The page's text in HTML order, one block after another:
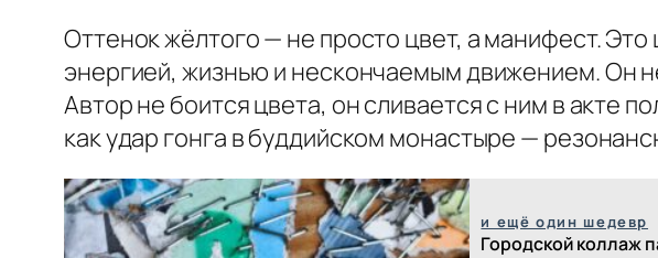
Оттенок жёлтого — не просто цвет, а манифест.
энергией, жизнью и нескончаемым движением. Он
Автор не боится цвета, он сливается с ним в акте
как удар гонга в буддийском монастыре —
и ещё один шедевр
Городской коллаж